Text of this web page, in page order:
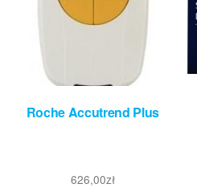
Roche Accutrend Plus
626,00zł